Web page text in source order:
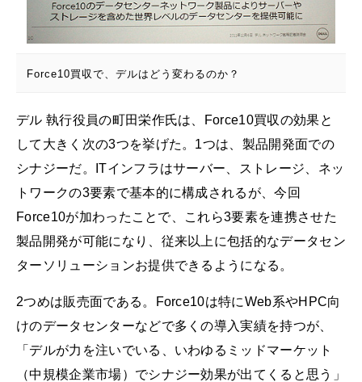
Force10買収で、デルはどう変わるのか？
デル 執行役員の町田栄作氏は、Force10買収の効果と
して大きく次の3つを挙げた。1つは、製品開発面での
シナジーだ。ITインフラはサーバー、ストレージ、ネッ
トワークの3要素で基本的に構成されるが、今回
Force10が加わったことで、これら3要素を連携させた
製品開発が可能になり、従来以上に包括的なデータセン
ターソリューションお提供できるようになる。
2つめは販売面である。Force10は特にWeb系やHPC向
けのデータセンターなどで多くの導入実績を持つが、
「デルが力を注いでいる、いわゆるミッドマーケット
（中規模企業市場）でシナジー効果が出てくると思う」